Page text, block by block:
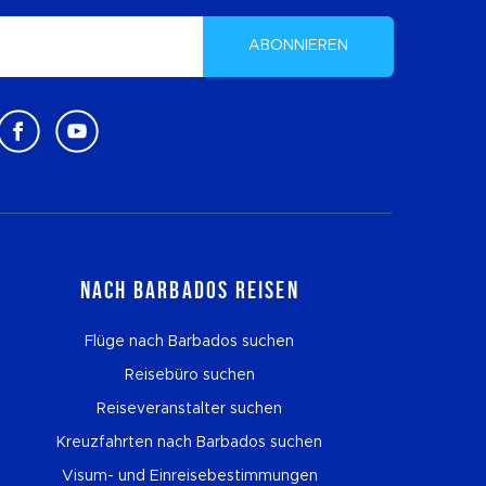
ABONNIEREN
Nach Barbados reisen
Flüge nach Barbados suchen
Reisebüro suchen
Reiseveranstalter suchen
Kreuzfahrten nach Barbados suchen
Visum- und Einreisebestimmungen